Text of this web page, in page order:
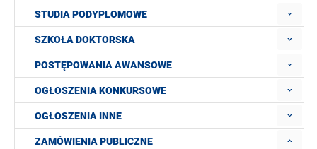
STUDIA PODYPLOMOWE
SZKOŁA DOKTORSKA
POSTĘPOWANIA AWANSOWE
OGŁOSZENIA KONKURSOWE
OGŁOSZENIA INNE
ZAMÓWIENIA PUBLICZNE